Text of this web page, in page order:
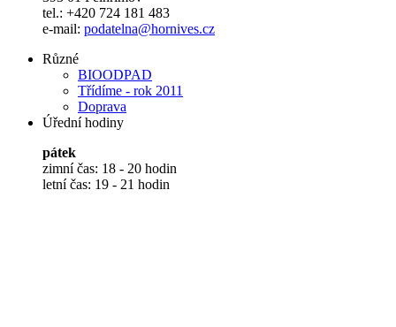
tel.: +420 724 181 483
e-mail: podatelna@hornives.cz
Různé
BIOODPAD
Třídíme - rok 2011
Doprava
Úřední hodiny
pátek
zimní čas: 18 - 20 hodin
letní čas: 19 - 21 hodin